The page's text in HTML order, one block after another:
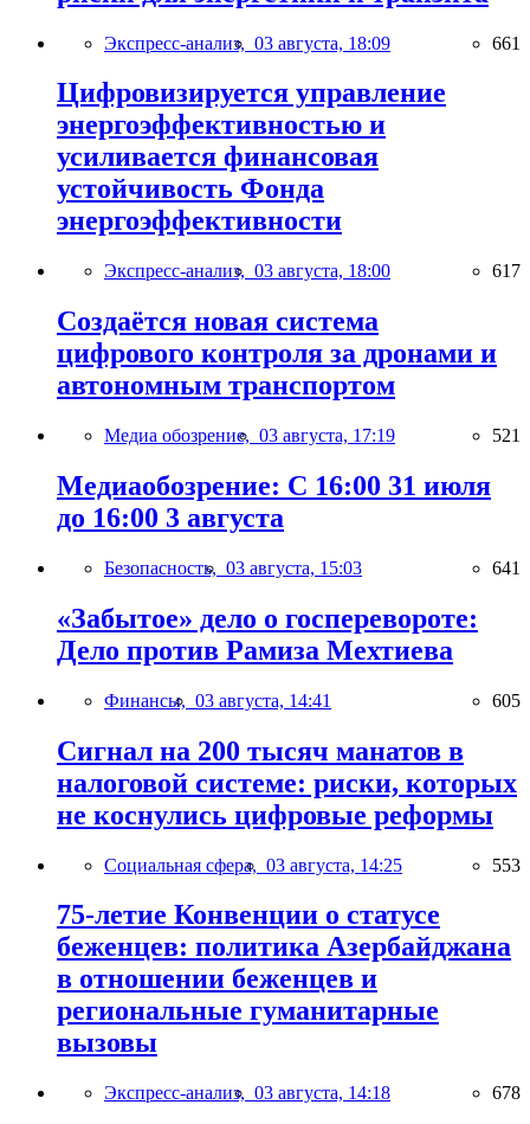
Экспресс-анализ, 03 августа, 18:09 661
Цифровизируется управление
энергоэффективностью и
усиливается финансовая
устойчивость Фонда
энергоэффективности
Экспресс-анализ, 03 августа, 18:00 617
Создаётся новая система
цифрового контроля за дронами и
автономным транспортом
Медиа обозрение, 03 августа, 17:19 521
Медиаобозрение: С 16:00 31 июля
до 16:00 3 августа
Безопасность, 03 августа, 15:03 641
«Забытое» дело о госперевороте:
Дело против Рамиза Мехтиева
Финансы, 03 августа, 14:41 605
Сигнал на 200 тысяч манатов в
налоговой системе: риски, которых
не коснулись цифровые реформы
Социальная сфера, 03 августа, 14:25 553
75-летие Конвенции о статусе
беженцев: политика Азербайджана
в отношении беженцев и
региональные гуманитарные
вызовы
Экспресс-анализ, 03 августа, 14:18 678